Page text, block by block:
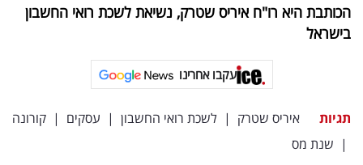
הכותבת היא רו"ח איריס שטרק, נשיאת לשכת רואי החשבון
בישראל
עקבו אחרינו
תגיות איריס שטרק | לשכת רואי החשבון | עסקים | קורונה
| שנת מס